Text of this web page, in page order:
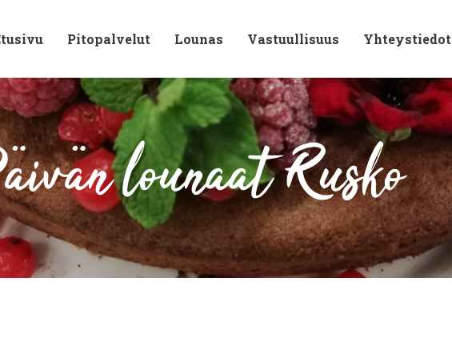
Pitopalvelut Lounas Vastuullisuus Yhteystiedot
lounaat Rusko